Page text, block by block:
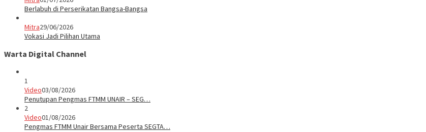
Berlabuh di Perserikatan Bangsa-Bangsa
Mitra29/06/2026
Vokasi Jadi Pilihan Utama
Warta Digital Channel
1
Video03/08/2026
Penutupan Pengmas FTMM UNAIR – SEG…
2
Video01/08/2026
Pengmas FTMM Unair Bersama Peserta SEGTA…